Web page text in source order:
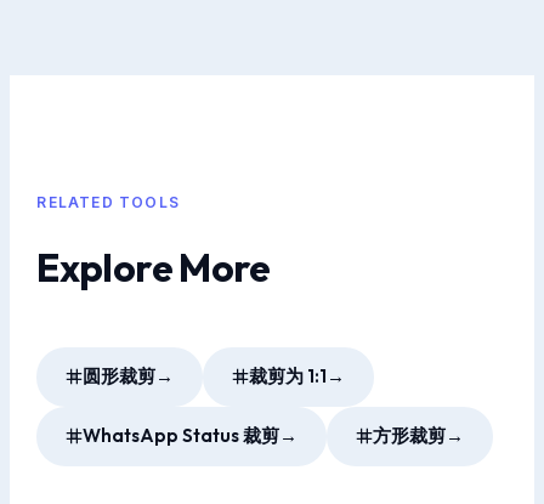
RELATED TOOLS
Explore More
圆形裁剪→ 裁剪为 1:1 →
WhatsApp Status 裁剪→ 方形裁剪→